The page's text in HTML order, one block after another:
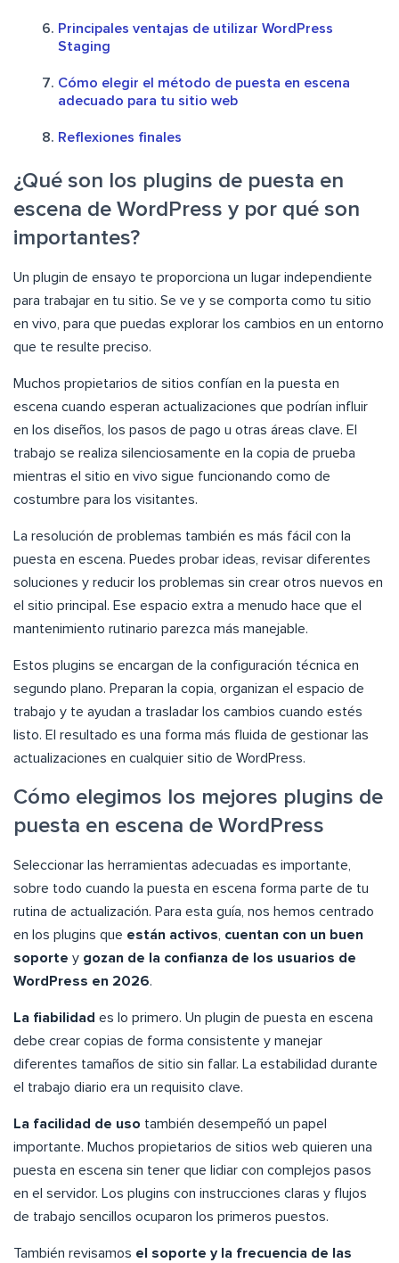
Principales ventajas de utilizar WordPress
Staging
Cómo elegir el método de puesta en escena
adecuado para tu sitio web
Reflexiones finales
¿Qué son los plugins de puesta en
escena de WordPress y por qué son
importantes?
Un plugin de ensayo te proporciona un lugar independiente
para trabajar en tu sitio. Se ve y se comporta como tu sitio
en vivo, para que puedas explorar los cambios en un entorno
que te resulte preciso.
Muchos propietarios de sitios confían en la puesta en
escena cuando esperan actualizaciones que podrían influir
en los diseños, los pasos de pago u otras áreas clave. El
trabajo se realiza silenciosamente en la copia de prueba
mientras el sitio en vivo sigue funcionando como de
costumbre para los visitantes.
La resolución de problemas también es más fácil con la
puesta en escena. Puedes probar ideas, revisar diferentes
soluciones y reducir los problemas sin crear otros nuevos en
el sitio principal. Ese espacio extra a menudo hace que el
mantenimiento rutinario parezca más manejable.
Estos plugins se encargan de la configuración técnica en
segundo plano. Preparan la copia, organizan el espacio de
trabajo y te ayudan a trasladar los cambios cuando estés
listo. El resultado es una forma más fluida de gestionar las
actualizaciones en cualquier sitio de WordPress.
Cómo elegimos los mejores plugins de
puesta en escena de WordPress
Seleccionar las herramientas adecuadas es importante,
sobre todo cuando la puesta en escena forma parte de tu
rutina de actualización. Para esta guía, nos hemos centrado
en los plugins que están activos cuentan con un buen
soporte y gozan de la confianza de los usuarios de
WordPress en 2026.
La fiabilidad es lo primero. Un plugin de puesta en escena
debe crear copias de forma consistente y manejar
diferentes tamaños de sitio sin fallar. La estabilidad durante
el trabajo diario era un requisito clave.
La facilidad de uso también desempeñó un papel
importante. Muchos propietarios de sitios web quieren una
puesta en escena sin tener que lidiar con complejos pasos
en el servidor. Los plugins con instrucciones claras y flujos
de trabajo sencillos ocuparon los primeros puestos.
También revisamos el soporte y la frecuencia de las